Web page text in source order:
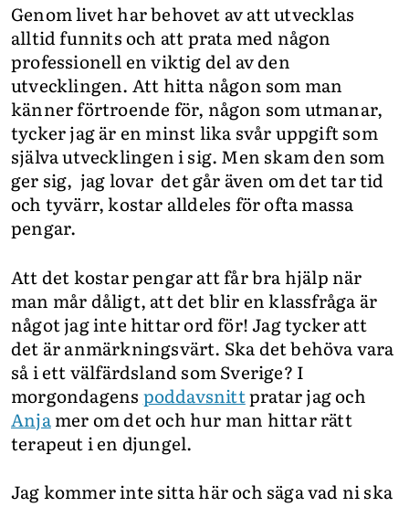
Genom livet har behovet av att utvecklas
alltid funnits och att prata med någon
professionell en viktig del av den
utvecklingen. Att hitta någon som man
känner förtroende för, någon som utmanar,
tycker jag är en minst lika svår uppgift som
själva utvecklingen i sig. Men skam den som
ger sig, jag lovar det går även om det tar tid
och tyvärr, kostar alldeles för ofta massa
pengar.
Att det kostar pengar att får bra hjälp när
man mår dåligt, att det blir en klassfråga är
något jag inte hittar ord för! Jag tycker att
det är anmärkningsvärt. Ska det behöva vara
så i ett välfärdsland som Sverige? I
morgondagens poddavsnittpratar jag och
Anjamer om det och hur man hittar rätt
terapeut i en djungel.
Jag kommer inte sitta här och säga vad ni ska